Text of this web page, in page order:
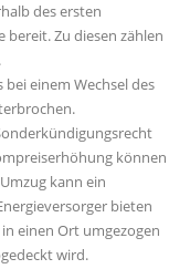
des ersten
bereit. Zu diesen zählen
einem Wechsel des
können
kann ein
bieten
einen Ort umgezogen
wird.